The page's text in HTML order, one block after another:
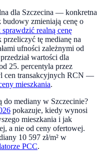
dla Szczecina — konkretna
budowy zmieniają cenę o
sprawdzić realną cenę
przeliczyć tę medianę na
ufności zależnymi od
wartości dla
25. percentyla przez
cen transakcyjnych RCN —
mieszkania.
do mediany w Szczecinie?
pokazuje, kiedy wynosi
mieszkania i jak
a nie od ceny ofertowej.
10 597 zł/m² w
PCC.